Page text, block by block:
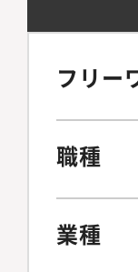
フリー
職種
業種